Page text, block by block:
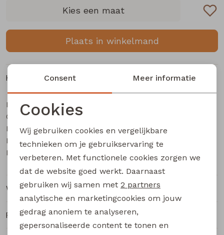
Bermuda's
Rokken
Kies een maat
Plaats in winkelmand
Kenmerken
Merk
Categorie
Leverancierscode
Lianna Z10669
Bestelcode
231000200
Kleur
Groen licht
Winkelvoorraad
Ruilen en retourneren
Noodzakelijke cookies
Analytische cookies
Marketing cookies
Consent Meer informatie
Cookies
Wij gebruiken cookies en vergelijkbare
technieken om je gebruikservaring te
verbeteren. Met functionele cookies zorgen we
dat de website goed werkt. Daarnaast
gebruiken wij samen met 2 partners
analytische en marketingcookies om jouw
gedrag anoniem te analyseren,
gepersonaliseerde content te tonen en